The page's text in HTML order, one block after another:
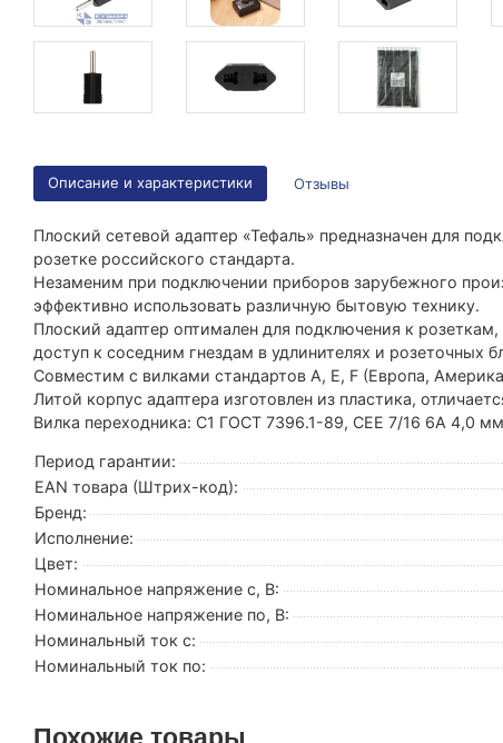
Описание и характеристики Отзывы
Плоский сетевой адаптер «Тефаль» предназначен для
розетке российского стандарта.
Незаменим при подключении приборов зарубежного
эффективно использовать различную бытовую технику.
Плоский адаптер оптимален для подключения к
доступ к соседним гнездам в удлинителях и розеточных
Совместим с вилками стандартов A, E, F (Европа,
Литой корпус адаптера изготовлен из пластика,
Вилка переходника: C1 ГОСТ 7396.1-89, CEE 7/16 6A 4,0
Период гарантии:
EAN товара (Штрих-код):
Бренд:
Исполнение:
Цвет:
Номинальное напряжение с, В:
Номинальное напряжение по, В:
Номинальный ток с:
Номинальный ток по: